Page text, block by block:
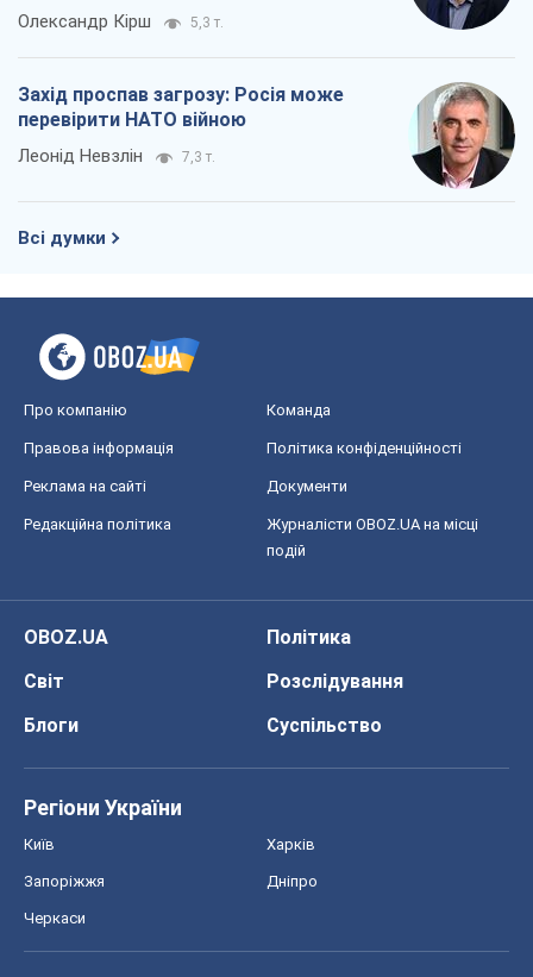
Олександр Кірш 5,3 т.
Захід проспав загрозу: Росія може
перевірити НАТО війною
Леонід Невзлін 7,3 т.
Всі думки
Про компанію Команда
Правова інформація Політика конфіденційності
Реклама на сайті Документи
Редакційна політика
Журналісти OBOZ.UA на місці
подій
OBOZ.UA
Політика
Світ
Розслідування
Блоги
Суспільство
Регіони України
Київ Харків
Запоріжжя Дніпро
Черкаси